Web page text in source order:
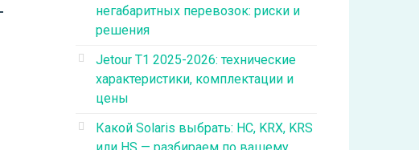
негабаритных перевозок: риски и
решения
Jetour T1 2025-2026: технические
характеристики, комплектации и
цены
Какой Solaris выбрать: HC, KRX, KRS